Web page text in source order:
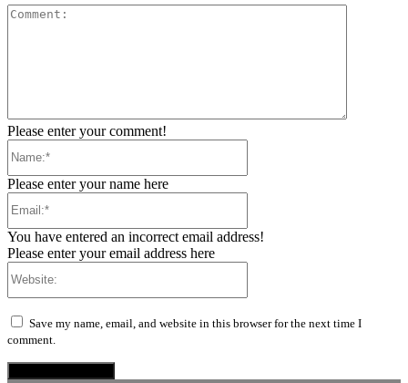
Please enter your comment!
Please enter your name here
You have entered an incorrect email address!
Please enter your email address here
Save my name, email, and website in this browser for the next time I
comment.